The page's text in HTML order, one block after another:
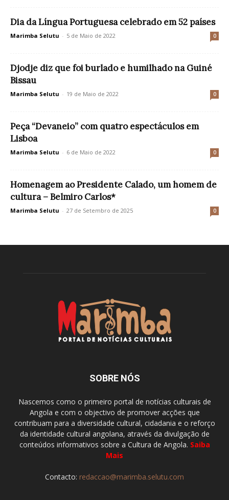
Dia da Língua Portuguesa celebrado em 52 países
Marimba Selutu - 5 de Maio de 2022 0
Djodje diz que foi burlado e humilhado na Guiné
Bissau
Marimba Selutu - 19 de Maio de 2022 0
Peça “Devaneio” com quatro espectáculos em
Lisboa
Marimba Selutu - 6 de Maio de 2022 0
Homenagem ao Presidente Calado, um homem de
cultura – Belmiro Carlos*
Marimba Selutu - 27 de Setembro de 2025 0
SOBRE NÓS
Nascemos como o primeiro portal de notícias culturais de
Angola e com o objectivo de promover acções que
contribuam para a diversidade cultural, cidadania e o reforço
da identidade cultural angolana, através da divulgação de
conteúdos informativos sobre a Cultura de Angola. Saiba
Mais
Contacto: redaccao@marimba.selutu.com